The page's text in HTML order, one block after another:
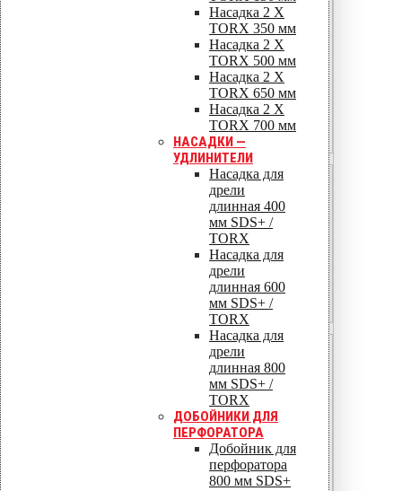
Насадка 2 X
TORX 350 мм
Насадка 2 X
TORX 500 мм
Насадка 2 X
TORX 650 мм
Насадка 2 X
TORX 700 мм
НАСАДКИ —
УДЛИНИТЕЛИ
Насадка для
дрели
длинная 400
мм SDS+ /
TORX
Насадка для
дрели
длинная 600
мм SDS+ /
TORX
Насадка для
дрели
длинная 800
мм SDS+ /
TORX
ДОБОЙНИКИ ДЛЯ
ПЕРФОРАТОРА
Добойник для
перфоратора
800 мм SDS+
138
33,3